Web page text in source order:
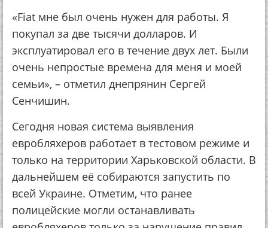
«Fiat мне был очень нужен для работы. Я
покупал за две тысячи долларов. И
эксплуатировал его в течение двух лет. Были
очень непростые времена для меня и моей
семьи», – отметил днепрянин Сергей
Сенчишин.
Сегодня новая система выявления
евробляхеров работает в тестовом режиме и
только на территории Харьковской области. В
дальнейшем её собираются запустить по
всей Украине. Отметим, что ранее
полицейские могли останавливать